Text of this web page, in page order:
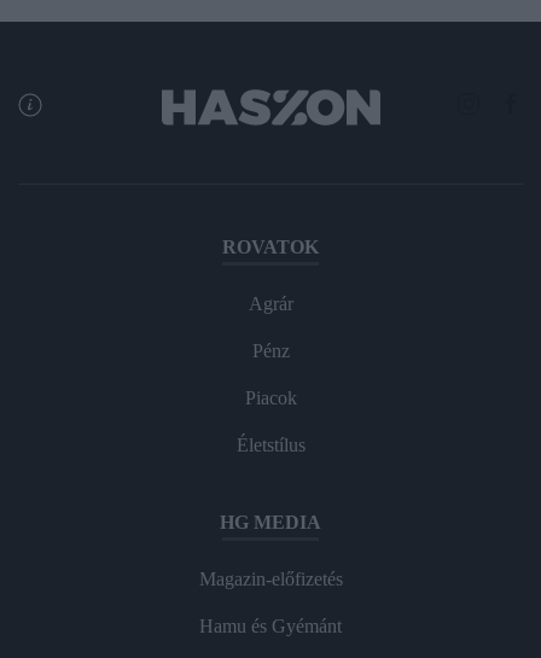
ROVATOK
Agrár
Pénz
Piacok
Életstílus
HG MEDIA
Magazin-előfizetés
Hamu és Gyémánt